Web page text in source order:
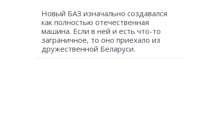
Новый БАЗ изначально создавался
как полностью отечественная
машина. Если в ней и есть что-то
заграничное, то оно приехало из
дружественной Беларуси.